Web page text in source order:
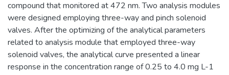
compound that monitored at 472 nm. Two analysis modules
were designed employing three-way and pinch solenoid
valves. After the optimizing of the analytical parameters
related to analysis module that employed three-way
solenoid valves, the analytical curve presented a linear
response in the concentration range of 0.25 to 4.0 mg L-1